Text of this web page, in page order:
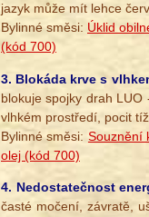
jazyk může mít lehce
Bylinné směsi: Úklid
(kód 700)
3. Blokáda krve s
blokuje spojky drah
vlhkém prostředí, pocit
Bylinné směsi: Souznění
olej (kód 700)
4. Nedostatečnost
časté močení, závratě,